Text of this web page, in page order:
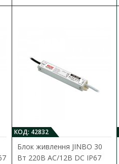
Блок
Наявність:
Блок
КОД: 42832
Блок живлення JINBO 30
Вт 220В AC/12В DC IP67